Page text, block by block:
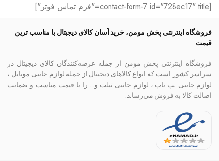
[contact-form-7 id="728ec17" title="فرم تماس فوتر"]
فروشگاه اینترنتی پخش مومن، خرید آسان کالای دیجیتال با مناسب ترین
قیمت
فروشگاه اینترنتی پخش مومن از جمله عرضه‌کنندگان کالای دیجیتال در
سراسر کشور است که انواع کالاهای دیجیتال از جمله لوازم جانبی موبایل ،
لوازم جانبی لپ تاپ ، لوازم جانبی تبلت و… را با قیمت مناسب و ضمانت
اصالت کالا به فروش می‌رساند.